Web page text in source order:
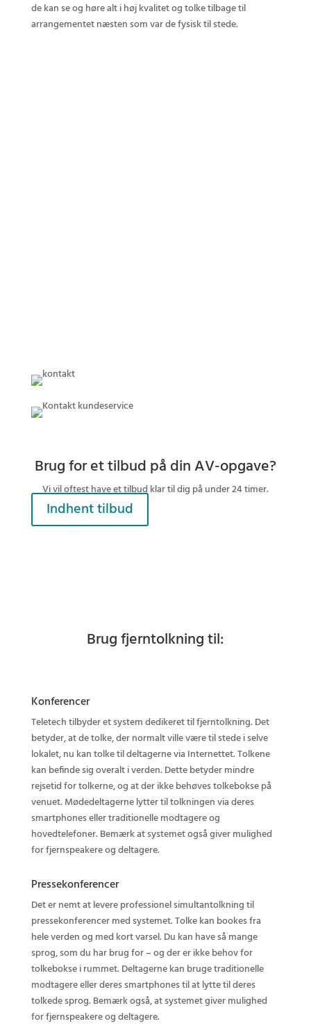
de kan se og høre alt i høj kvalitet og tolke tilbage til
arrangementet næsten som var de fysisk til stede.
Brug for et tilbud på din AV-opgave?
Vi vil oftest have et tilbud klar til dig på under 24 timer.
Indhent tilbud
Brug fjerntolkning til:
Konferencer
Teletech tilbyder et system dedikeret til fjerntolkning. Det
betyder, at de tolke, der normalt ville være til stede i selve
lokalet, nu kan tolke til deltagerne via Internettet. Tolkene
kan befinde sig overalt i verden. Dette betyder mindre
rejsetid for tolkerne, og at der ikke behøves tolkebokse på
venuet. Mødedeltagerne lytter til tolkningen via deres
smartphones eller traditionelle modtagere og
hovedtelefoner. Bemærk at systemet også giver mulighed
for fjernspeakere og deltagere.
Pressekonferencer
Det er nemt at levere professionel simultantolkning til
pressekonferencer med systemet. Tolke kan bookes fra
hele verden og med kort varsel. Du kan have så mange
sprog, som du har brug for – og der er ikke behov for
tolkebokse i rummet. Deltagerne kan bruge traditionelle
modtagere eller deres smartphones til at lytte til deres
tolkede sprog. Bemærk også, at systemet giver mulighed
for fjernspeakere og deltagere.